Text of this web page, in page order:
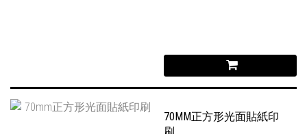
70MM正方形光面貼紙印